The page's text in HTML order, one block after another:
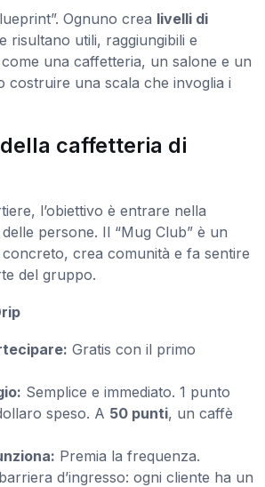
Ognuno crea livelli di
risultano utili, raggiungibili e
una caffetteria, un salone e un
costruire una scala che invoglia i
caffetteria di
l’obiettivo è entrare nella
persone. Il “Mug Club” è un
crea comunità e fa sentire
del gruppo.
Gratis con il primo
Semplice e immediato. 1 punto
speso. A 50 punti, un caffè
Premia la frequenza.
d’ingresso: ogni cliente ha un